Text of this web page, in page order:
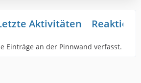
Aktivitäten
Einträge an der Pinnwand verfasst.